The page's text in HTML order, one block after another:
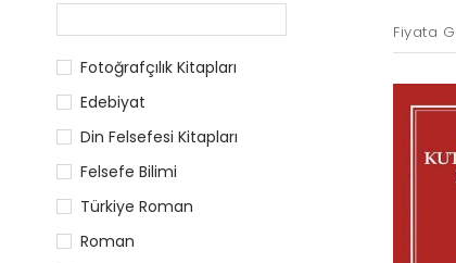
Fotoğrafçılık Kitapları
Edebiyat
Din Felsefesi Kitapları
Felsefe Bilimi
Türkiye Roman
Roman
Fiyata